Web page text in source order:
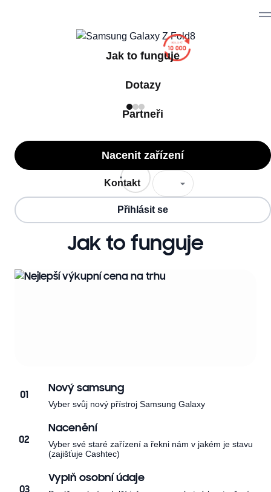
Jak to funguje
Dotazy
Partneři
Kontakt
Přihlásit se
Nacenit zařízení
Jak to funguje
01
Nový samsung
Vyber svůj nový přístroj Samsung Galaxy
02
Nacenění
Vyber své staré zařízení a řekni nám v jakém je stavu
(zajišťuje Cashtec)
Vyplň osobní údaje